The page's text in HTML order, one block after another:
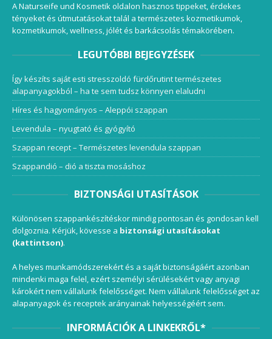
A Naturseife und Kosmetik oldalon hasznos tippeket, érdekes
tényeket és útmutatásokat talál a természetes kozmetikumok,
kozmetikumok, wellness, jólét és barkácsolás témakörében.
LEGUTÓBBI BEJEGYZÉSEK
Így készíts saját esti stresszoldó fürdőrutint természetes
alapanyagokból – ha te sem tudsz könnyen elaludni
Híres és hagyományos – Aleppói szappan
Levendula – nyugtató és gyógyító
Szappan recept – Természetes levendula szappan
Szappandió – dió a tiszta mosáshoz
BIZTONSÁGI UTASÍTÁSOK
Különösen szappankészítéskor mindig pontosan és gondosan kell
dolgoznia. Kérjük, kövesse a biztonsági utasításokat
(kattintson).
A helyes munkamódszerekért és a saját biztonságáért azonban
mindenki maga felel, ezért személyi sérülésekért vagy anyagi
károkért nem vállalunk felelősséget. Nem vállalunk felelősséget az
alapanyagok és receptek arányainak helyességéért sem.
INFORMÁCIÓK A LINKEKRŐL*